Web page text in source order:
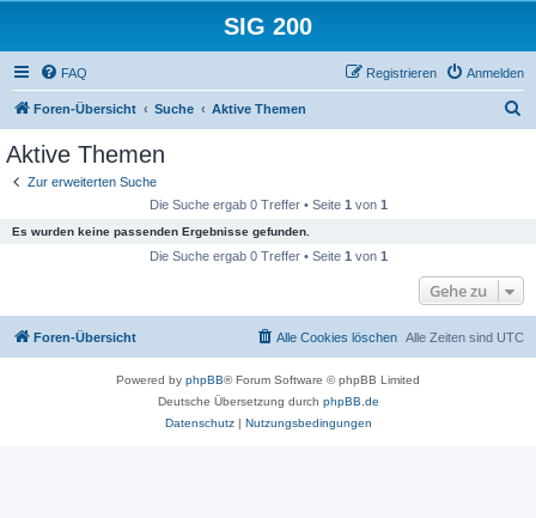
SIG 200
FAQ Anmelden
Registrieren
Foren-Übersicht Suche Aktive Themen
Aktive Themen
Zur erweiterten Suche
Die Suche ergab 0 Treffer • Seite 1 von 1
Es wurden keine passenden Ergebnisse gefunden.
Die Suche ergab 0 Treffer • Seite 1 von 1
Gehe zu
Foren-Übersicht Alle Zeiten sind UTC
Alle Cookies löschen
Powered by phpBB® Forum Software © phpBB Limited
Deutsche Übersetzung durch phpBB.de
Datenschutz| Nutzungsbedingungen